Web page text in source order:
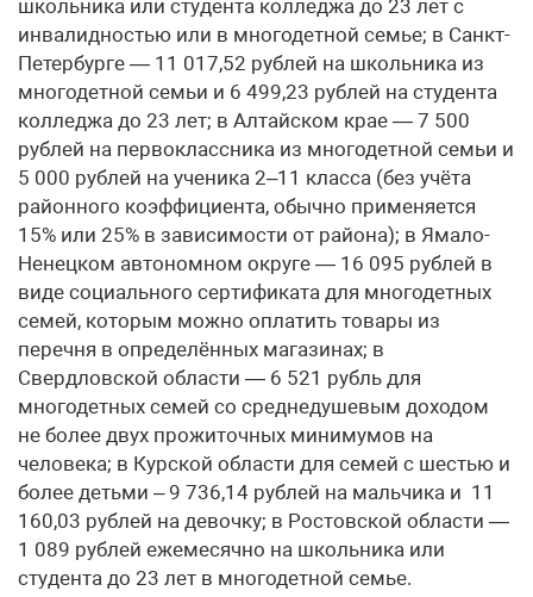
школьника или студента колледжа до 23 лет с
инвалидностью или в многодетной семье; в Санкт-
Петербурге — 11 017,52 рублей на школьника из
многодетной семьи и 6 499,23 рублей на студента
колледжа до 23 лет; в Алтайском крае — 7 500
рублей на первоклассника из многодетной семьи и
5 000 рублей на ученика 2–11 класса (без учёта
районного коэффициента, обычно применяется
15% или 25% в зависимости от района); в Ямало-
Ненецком автономном округе — 16 095 рублей в
виде социального сертификата для многодетных
семей, которым можно оплатить товары из
перечня в определённых магазинах; в
Свердловской области — 6 521 рубль для
многодетных семей со среднедушевым доходом
не более двух прожиточных минимумов на
человека; в Курской области для семей с шестью и
более детьми – 9 736,14 рублей на мальчика и 11
160,03 рублей на девочку; в Ростовской области —
1 089 рублей ежемесячно на школьника или
студента до 23 лет в многодетной семье.